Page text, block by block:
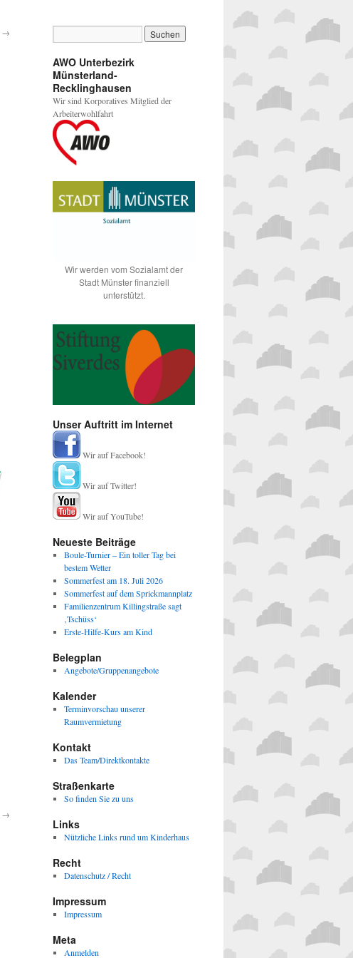
→
→
AWO Unterbezirk
Münsterland-
Recklinghausen
Wir sind Korporatives Mitglied der
Arbeiterwohlfahrt
Wir werden vom Sozialamt der
Stadt Münster finanziell
unterstützt.
Unser Auftritt im Internet
Wir auf Facebook!
Wir auf Twitter!
Wir auf YouTube!
Neueste Beiträge
Boule-Turnier – Ein toller Tag bei
bestem Wetter
Sommerfest am 18. Juli 2026
Sommerfest auf dem Sprickmannplatz
Familienzentrum Killingstraße sagt
‚Tschüss‘
Erste-Hilfe-Kurs am Kind
Belegplan
Angebote/Gruppenangebote
Kalender
Terminvorschau unserer
Raumvermietung
Kontakt
Das Team/Direktkontakte
Straßenkarte
So finden Sie zu uns
Links
Nützliche Links rund um Kinderhaus
Recht
Datenschutz / Recht
Impressum
Impressum
Meta
Anmelden